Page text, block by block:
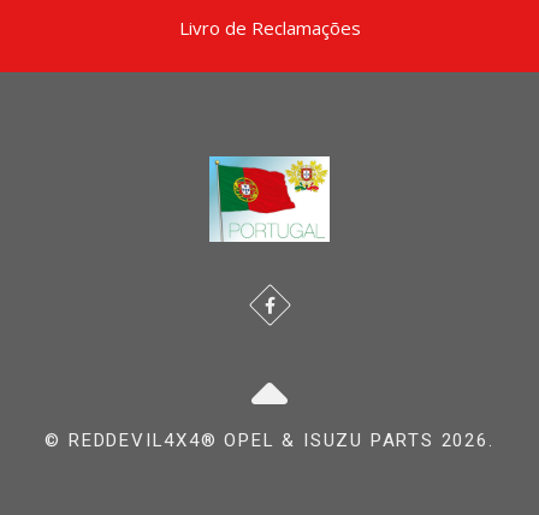
Livro de Reclamações
© REDDEVIL4X4® OPEL & ISUZU PARTS 2026.